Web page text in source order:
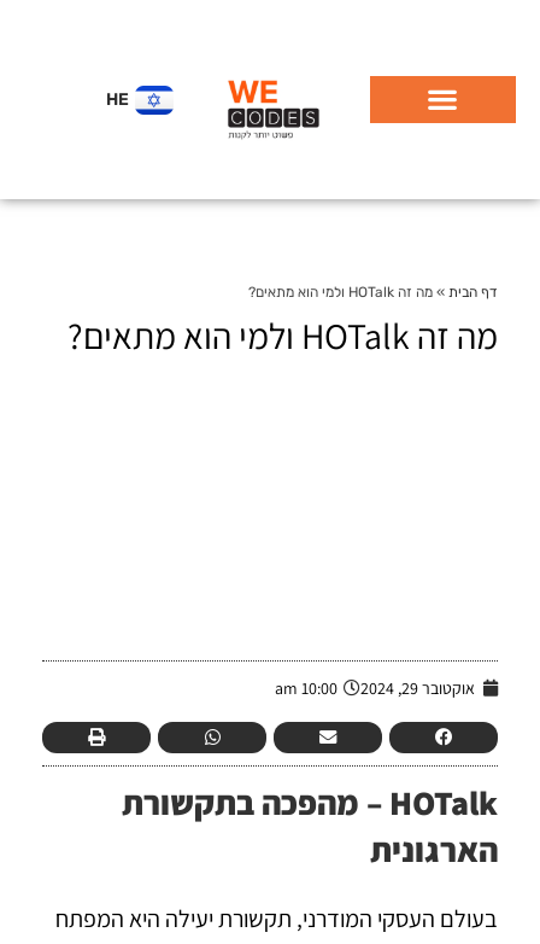
HE
דף הבית » מה זה HOTalk ולמי הוא מתאים?
מה זה HOTalk ולמי הוא מתאים?
אוקטובר 29, 2024 10:00 am
HOTalk – מהפכה בתקשורת
הארגונית
בעולם העסקי המודרני, תקשורת יעילה היא המפתח